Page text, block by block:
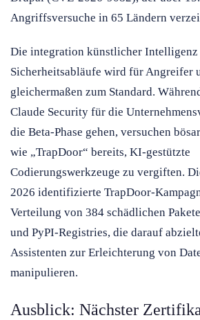
Angriffsversuche in 65 Ländern
Die integration künstlicher Intelligenz
Sicherheitsabläufe wird für Angreifer
gleichermaßen zum Standard.
Claude Security für die
die Beta-Phase gehen, versuchen
wie „TrapDoor“ bereits, KI-gestützte
Codierungswerkzeuge zu vergiften.
2026 identifizierte TrapDoor-
Verteilung von 384 schädlichen
und PyPI-Registries, die darauf
Assistenten zur Erleichterung von
manipulieren.
Ausblick: Nächster